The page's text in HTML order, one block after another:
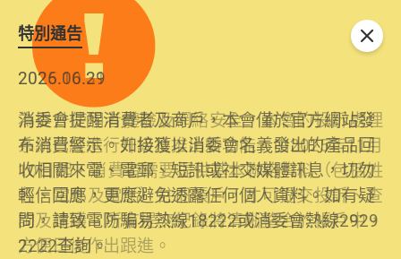
特別通告
2026.06.29
消委會提醒消費者及商戶，本會僅於官方網站發
布消費警示。如接獲以消委會名義發出的產品回
收相關來電、電郵、短訊或社交媒體訊息，切勿
輕信回應，更應避免透露任何個人資料。如有疑
問，請致電防騙易熱線18222或消委會熱線2929
2222查詢。
2025.10.31
為提升使用者體驗及網絡安全，本會的投訴處理
系統已經進行升級及推出新功能。由2025年11月
10日起，消費者需要提供基本聯絡資料（包括姓
名、電郵及電話）註冊帳戶，才可提交投訴、查
詢及建議。所有提交紀錄將清晰整合於帳戶中，
方便日後作出跟進。
關閉